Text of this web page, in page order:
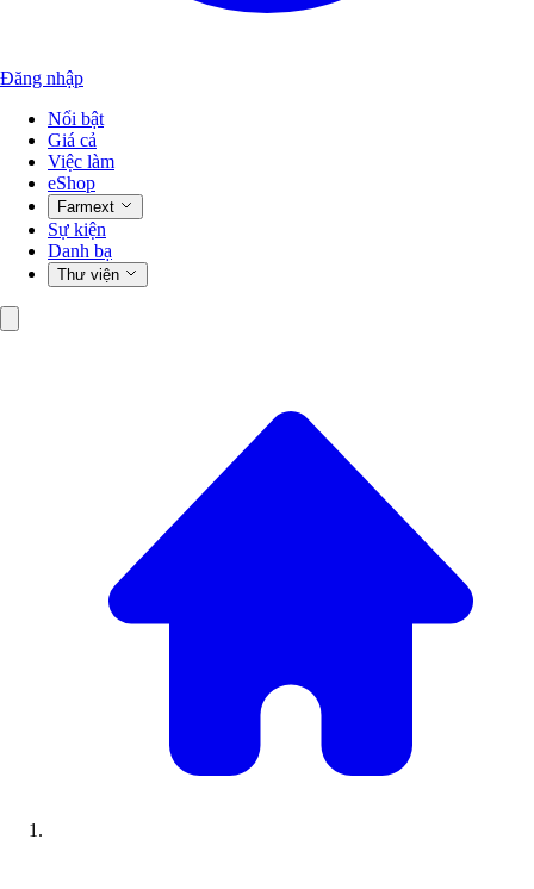
Đăng nhập
Nổi bật
Giá cả
Việc làm
eShop
Farmext
Sự kiện
Danh bạ
Thư viện